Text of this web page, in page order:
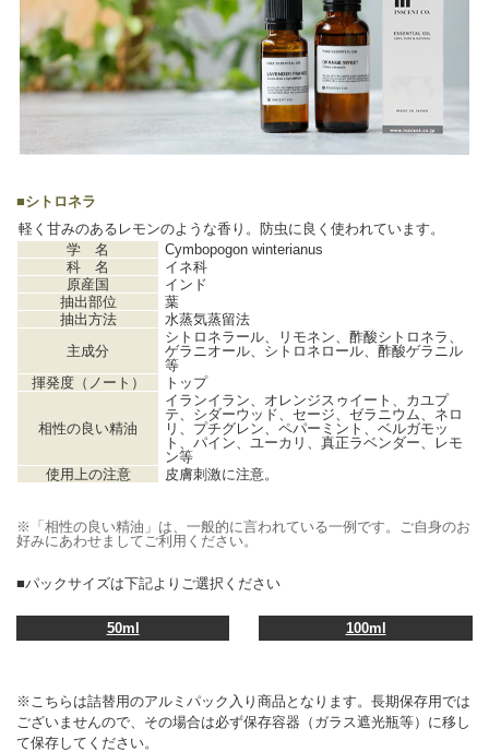
■シトロネラ
軽く甘みのあるレモンのような香り。防虫に良く使われています。
学 名
Cymbopogon winterianus
科 名
イネ科
原産国
インド
抽出部位
葉
抽出方法
水蒸気蒸留法
主成分
シトロネラール、リモネン、酢酸シトロネラ、
ゲラニオール、シトロネロール、酢酸ゲラニル
等
揮発度（ノート）
トップ
相性の良い精油
イランイラン、オレンジスゥイート、カユプ
テ、シダーウッド、セージ、ゼラニウム、ネロ
リ、プチグレン、ペパーミント、ベルガモッ
ト、パイン、ユーカリ、真正ラベンダー、レモ
ン等
使用上の注意
皮膚刺激に注意。
※「相性の良い精油」は、一般的に言われている一例です。ご自身のお
好みにあわせましてご利用ください。
■パックサイズは下記よりご選択ください
50ml 100ml
※こちらは詰替用のアルミパック入り商品となります。長期保存用では
ございませんので、その場合は必ず保存容器（ガラス遮光瓶等）に移し
て保存してください。